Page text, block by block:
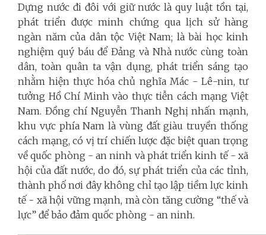
Dựng nước đi đôi với giữ nước là quy luật tồn tại,
phát triển được minh chứng qua lịch sử hàng
ngàn năm của dân tộc Việt Nam; là bài học kinh
nghiệm quý báu để Đảng và Nhà nước cùng toàn
dân, toàn quân ta vận dụng, phát triển sáng tạo
nhằm hiện thực hóa chủ nghĩa Mác - Lê-nin, tư
tưởng Hồ Chí Minh vào thực tiễn cách mạng Việt
Nam. Đồng chí Nguyễn Thanh Nghị nhấn mạnh,
khu vực phía Nam là vùng đất giàu truyền thống
cách mạng, có vị trí chiến lược đặc biệt quan trọng
về quốc phòng - an ninh và phát triển kinh tế - xã
hội của đất nước, do đó, sự phát triển của các tỉnh,
thành phố nơi đây không chỉ tạo lập tiềm lực kinh
tế - xã hội vững mạnh, mà còn tăng cường “thế và
lực” để bảo đảm quốc phòng - an ninh.